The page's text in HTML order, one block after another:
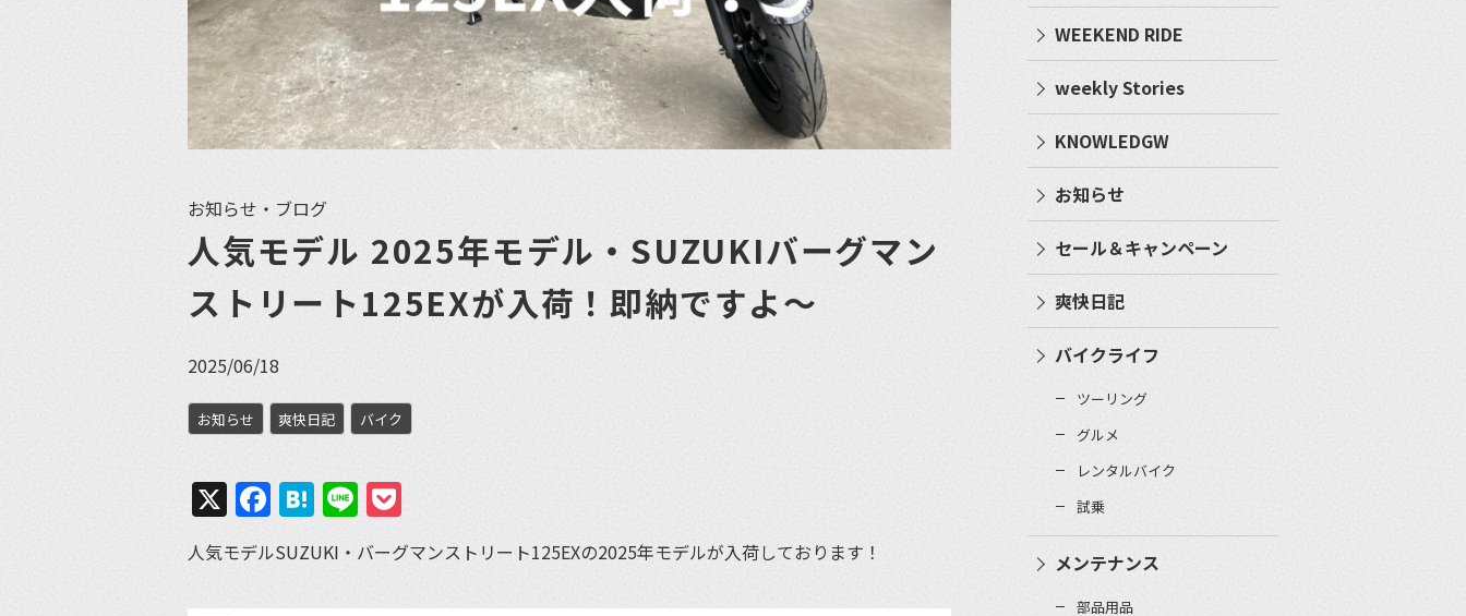
お知らせ・ブログ
人気モデル 2025年モデル・SUZUKIバーグマン
ストリート125EXが入荷！即納ですよ〜
2025/06/18
お知らせ 爽快日記 バイク
X Facebook
Hatena
Line
人気モデルSUZUKI・バーグマンストリート125EXの2025年モデルが入荷しております！
WEEKEND RIDE
weekly Stories
KNOWLEDGW
お知らせ
セール＆キャンペーン
爽快日記
バイクライフ
ツーリング
グルメ
レンタルバイク
試乗
メンテナンス
部品用品